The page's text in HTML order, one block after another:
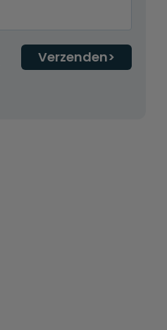
Verzenden